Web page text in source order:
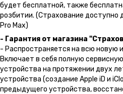
будет бесплатной, также
розбитии. (Страхование доступно
Pro Max)
- Гарантия от магазина
- Распространяется на всю новую
Включает в себя полную
устройства на протяжении двух
устройства (создание Apple iD и
предыдущего устройства,